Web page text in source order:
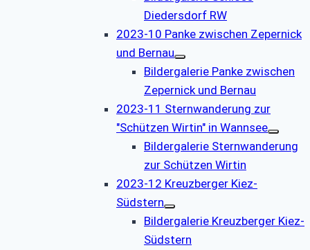
Diedersdorf RW
2023-10 Panke zwischen Zepernick
und Bernau
Bildergalerie Panke zwischen
Zepernick und Bernau
2023-11 Sternwanderung zur
"Schützen Wirtin" in Wannsee
Bildergalerie Sternwanderung
zur Schützen Wirtin
2023-12 Kreuzberger Kiez-
Südstern
Bildergalerie Kreuzberger Kiez-
Südstern